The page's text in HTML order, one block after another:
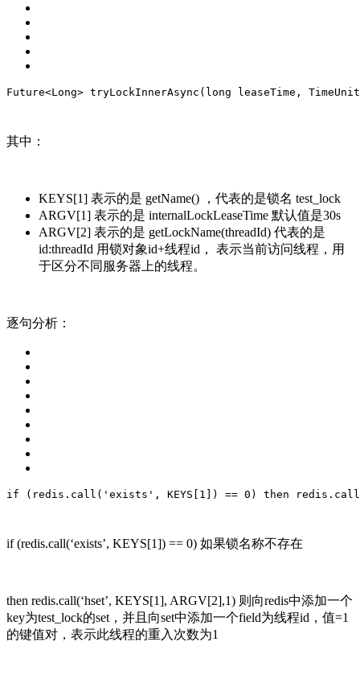
Future<Long> tryLockInnerAsync ( long leaseTime,
其中：
KEYS[1] 表示的是 getName() ，代表的是锁名 test_lock
ARGV[1] 表示的是 internalLockLeaseTime 默认值是30s
ARGV[2] 表示的是 getLockName(threadId) 代表的是
id:threadId 用锁对象id+线程id， 表示当前访问线程，用
于区分不同服务器上的线程。
逐句分析：
if (redis.call( 'exists' , KEYS[ 1 ]) == 0 ) then
if (redis.call(‘exists’, KEYS[1]) == 0) 如果锁名称不存在
then redis.call(‘hset’, KEYS[1], ARGV[2],1) 则向redis中添加一个
key为test_lock的set，并且向set中添加一个field为线程id，值=1
的键值对，表示此线程的重入次数为1